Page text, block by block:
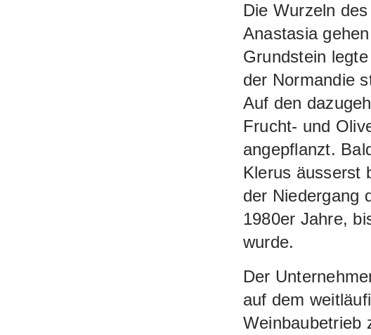
spielerisch
Die Wurzeln
Anastasia
Grundstein
der Normandie
Auf den
Frucht- und
angepflanzt.
Klerus äusserst
der Niedergang
1980er Jahre,
wurde.
Der
auf dem
Weinbaubetrieb